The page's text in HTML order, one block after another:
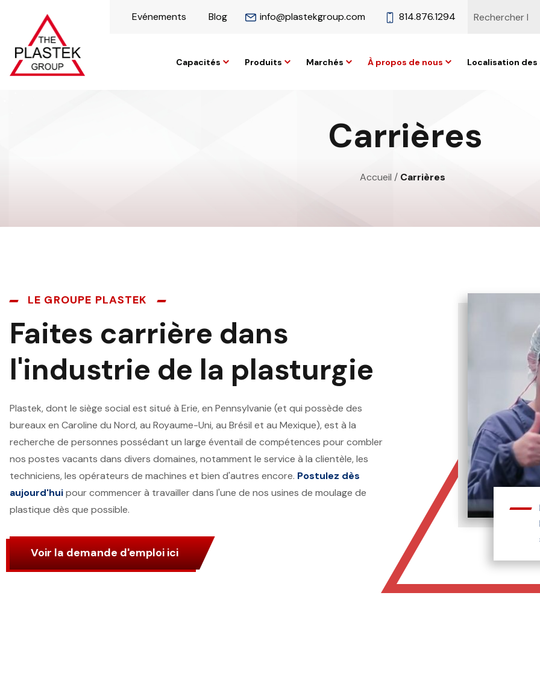
Evénements Blog info@plastekgroup.com 814.876.1294
Capacités Produits Marchés À propos de nous Localisation des
Carrières
Accueil / Carrières
LE GROUPE PLASTEK
Faites carrière dans
l'industrie de la plasturgie
Plastek, dont le siège social est situé à Erie, en Pennsylvanie (et qui possède des
bureaux en Caroline du Nord, au Royaume-Uni, au Brésil et au Mexique), est à la
recherche de personnes possédant un large éventail de compétences pour combler
nos postes vacants dans divers domaines, notamment le service à la clientèle, les
techniciens, les opérateurs de machines et bien d'autres encore. Postulez dès
aujourd'huipour commencer à travailler dans l'une de nos usines de moulage de
plastique dès que possible.
Voir la demande d'emploi ici